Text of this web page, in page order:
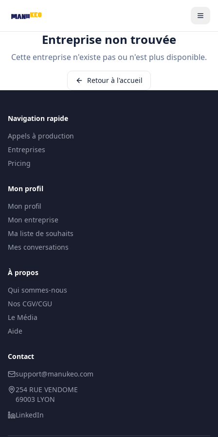
Entreprise non trouvée
Cette entreprise n'existe pas ou n'est plus disponible.
Retour à l'accueil
Navigation rapide
Appels à production
Entreprises
Pricing
Mon profil
Mon profil
Mon entreprise
Ma liste de souhaits
Mes conversations
À propos
Qui sommes-nous
Nos CGV/CGU
Le Média
Aide
Contact
support@manukeo.com
254 RUE VENDOME
69003 LYON
LinkedIn